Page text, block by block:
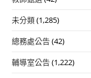
未分類(1,285)
總務處公告(42)
輔導室公告(1,222)